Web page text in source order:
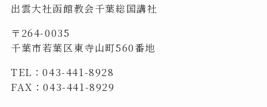
出雲大社函館教会千葉総国講社
〒264-0035
千葉市若葉区東寺山町560番地
TEL：043-441-8928
FAX：043-441-8929